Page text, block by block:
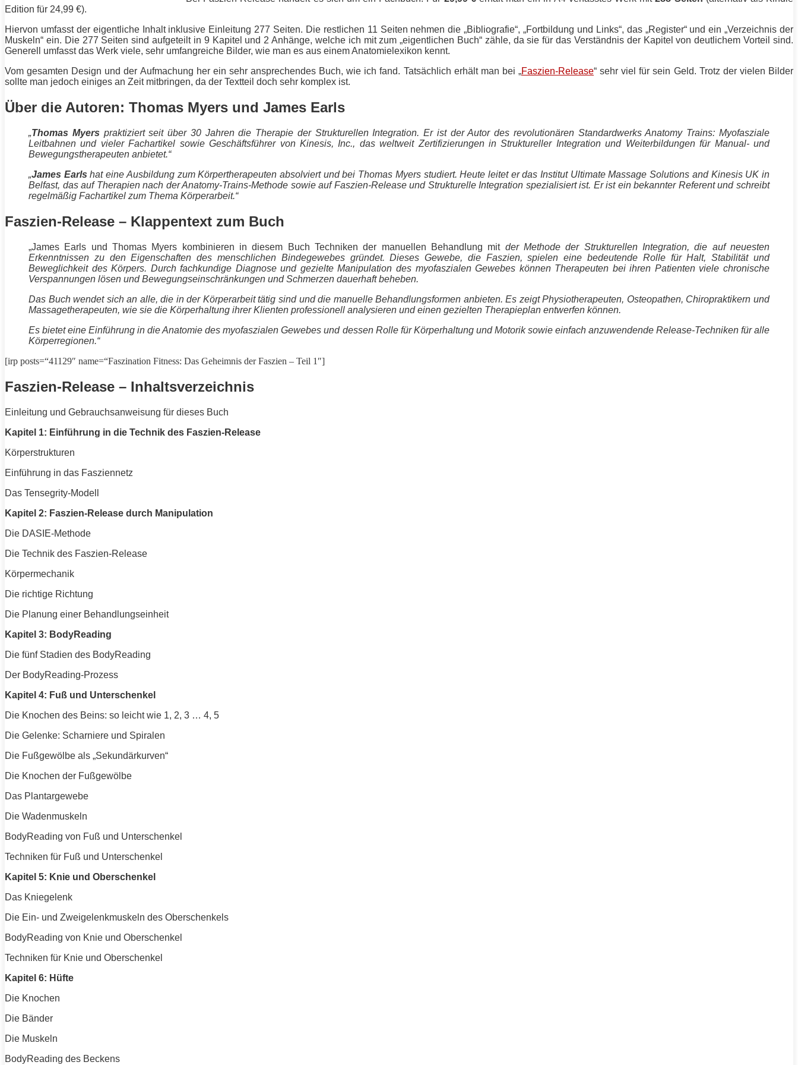
Edition für 24,99 €).
Hiervon umfasst der eigentliche Inhalt inklusive Einleitung 277 Seiten. Die restlichen 11 Seiten nehmen die „Bibliografie“, „Fortbildung und Links“, das „Register“ und ein „Verzeichnis der
Muskeln“ ein. Die 277 Seiten sind aufgeteilt in 9 Kapitel und 2 Anhänge, welche ich mit zum „eigentlichen Buch“ zähle, da sie für das Verständnis der Kapitel von deutlichem Vorteil sind.
Generell umfasst das Werk viele, sehr umfangreiche Bilder, wie man es aus einem Anatomielexikon kennt.
Vom gesamten Design und der Aufmachung her ein sehr ansprechendes Buch, wie ich fand. Tatsächlich erhält man bei „Faszien-Release“ sehr viel für sein Geld. Trotz der vielen Bilder
sollte man jedoch einiges an Zeit mitbringen, da der Textteil doch sehr komplex ist.
Über die Autoren: Thomas Myers und James Earls
„Thomas Myers praktiziert seit über 30 Jahren die Therapie der Strukturellen Integration. Er ist der Autor des revolutionären Standardwerks Anatomy Trains: Myofasziale
Leitbahnen und vieler Fachartikel sowie Geschäftsführer von Kinesis, Inc., das weltweit Zertifizierungen in Struktureller Integration und Weiterbildungen für Manual- und
Bewegungstherapeuten anbietet.“
„James Earls hat eine Ausbildung zum Körpertherapeuten absolviert und bei Thomas Myers studiert. Heute leitet er das Institut Ultimate Massage Solutions and Kinesis UK in
Belfast, das auf Therapien nach der Anatomy-Trains-Methode sowie auf Faszien-Release und Strukturelle Integration spezialisiert ist. Er ist ein bekannter Referent und schreibt
regelmäßig Fachartikel zum Thema Körperarbeit.“
Faszien-Release – Klappentext zum Buch
„James Earls und Thomas Myers kombinieren in diesem Buch Techniken der manuellen Behandlung mit der Methode der Strukturellen Integration, die auf neuesten
Erkenntnissen zu den Eigenschaften des menschlichen Bindegewebes gründet. Dieses Gewebe, die Faszien, spielen eine bedeutende Rolle für Halt, Stabilität und
Beweglichkeit des Körpers. Durch fachkundige Diagnose und gezielte Manipulation des myofaszialen Gewebes können Therapeuten bei ihren Patienten viele chronische
Verspannungen lösen und Bewegungseinschränkungen und Schmerzen dauerhaft beheben.
Das Buch wendet sich an alle, die in der Körperarbeit tätig sind und die manuelle Behandlungsformen anbieten. Es zeigt Physiotherapeuten, Osteopathen, Chiropraktikern und
Massagetherapeuten, wie sie die Körperhaltung ihrer Klienten professionell analysieren und einen gezielten Therapieplan entwerfen können.
Es bietet eine Einführung in dieAnatomie des myofaszialen Gewebes und dessen Rolle für Körperhaltung und Motorik sowie einfach anzuwendende Release-Techniken für alle
Körperregionen.“
[irp posts=“41129″ name=“Faszination Fitness: Das Geheimnis der Faszien – Teil 1″]
Faszien-Release – Inhaltsverzeichnis
Einleitung und Gebrauchsanweisung für dieses Buch
Kapitel 1: Einführung in die Technik des Faszien-Release
Körperstrukturen
Einführung in das Fasziennetz
Das Tensegrity-Modell
Kapitel 2: Faszien-Release durch Manipulation
Die DASIE-Methode
Die Technik des Faszien-Release
Körpermechanik
Die richtige Richtung
Die Planung einer Behandlungseinheit
Kapitel 3: BodyReading
Die fünf Stadien des BodyReading
Der BodyReading-Prozess
Kapitel 4: Fuß und Unterschenkel
Die Knochen des Beins: so leicht wie 1, 2, 3 … 4, 5
Die Gelenke: Scharniere und Spiralen
Die Fußgewölbe als „Sekundärkurven“
Die Knochen der Fußgewölbe
Das Plantargewebe
Die Wadenmuskeln
BodyReading von Fuß und Unterschenkel
Techniken für Fuß und Unterschenkel
Kapitel 5: Knie und Oberschenkel
Das Kniegelenk
Die Ein- und Zweigelenkmuskeln des Oberschenkels
BodyReading von Knie und Oberschenkel
Techniken für Knie und Oberschenkel
Kapitel 6: Hüfte
Die Knochen
Die Bänder
Die Muskeln
BodyReading des Beckens